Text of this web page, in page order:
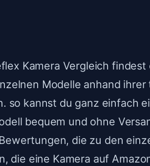
Kamera Vergleich
Modelle anhand
so kannst du ganz einfach
bequem und ohne
die zu den
die eine Kamera auf